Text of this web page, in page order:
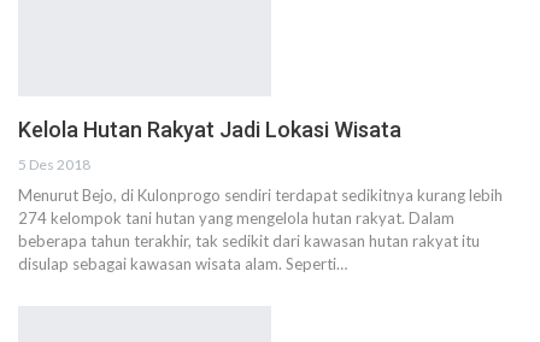
Kelola Hutan Rakyat Jadi Lokasi Wisata
5 Des 2018
Menurut Bejo, di Kulonprogo sendiri terdapat sedikitnya kurang lebih
274 kelompok tani hutan yang mengelola hutan rakyat. Dalam
beberapa tahun terakhir, tak sedikit dari kawasan hutan rakyat itu
disulap sebagai kawasan wisata alam. Seperti…